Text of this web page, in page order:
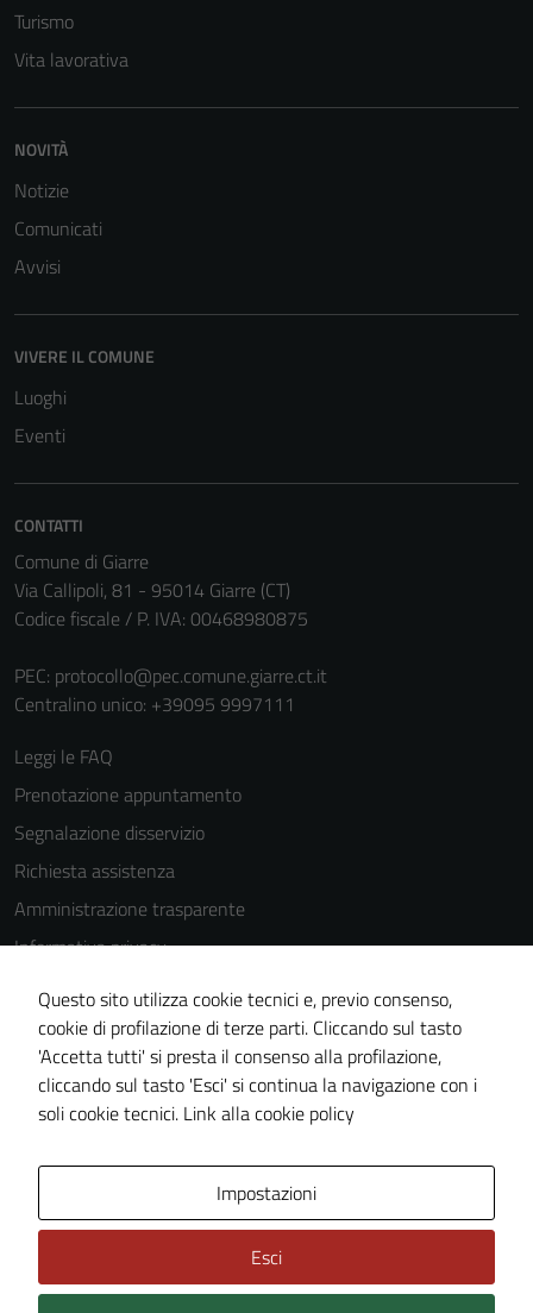
Turismo
Vita lavorativa
NOVITÀ
Notizie
Comunicati
Avvisi
VIVERE IL COMUNE
Luoghi
Eventi
CONTATTI
Comune di Giarre
Via Callipoli, 81 - 95014 Giarre (CT)
Codice fiscale / P. IVA: 00468980875
PEC: protocollo@pec.comune.giarre.ct.it
Centralino unico: +39095 9997111
Leggi le FAQ
Prenotazione appuntamento
Segnalazione disservizio
Richiesta assistenza
Amministrazione trasparente
Informativa privacy
Cookie Policy
Note legali
Dichiarazione di accessibilità
Piano di miglioramento del sito
Questo sito utilizza cookie tecnici e, previo consenso,
cookie di profilazione di terze parti. Cliccando sul tasto
'Accetta tutti' si presta il consenso alla profilazione,
cliccando sul tasto 'Esci' si continua la navigazione con i
soli cookie tecnici. Link alla cookie policy
Impostazioni
Esci